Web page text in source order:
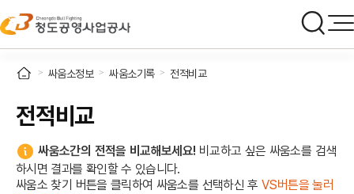
싸움소정보 싸움소기록 전적비교
전적비교
싸움소간의 전적을 비교해보세요! 비교하고 싶은 싸움소를 검색
하시면 결과를 확인할 수 있습니다.
싸움소 찾기 버튼을 클릭하여 싸움소를 선택하신 후VS버튼을 눌러